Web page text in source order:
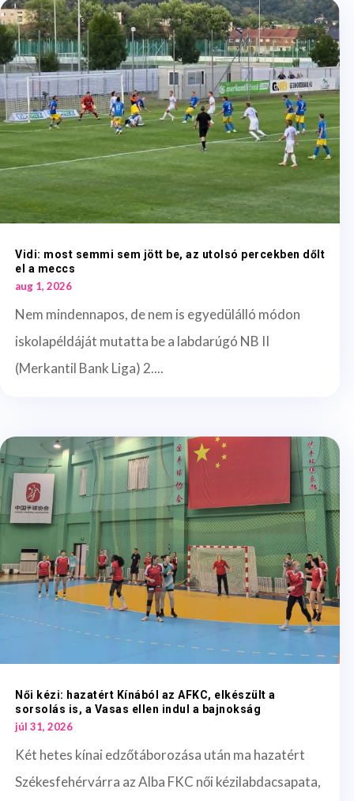
Vidi: most semmi sem jött be, az utolsó percekben dőlt
el a meccs
aug 1, 2026
Nem mindennapos, de nem is egyedülálló módon
iskolapéldáját mutatta be a labdarúgó NB II
(Merkantil Bank Liga) 2....
Női kézi: hazatért Kínából az AFKC, elkészült a
sorsolás is, a Vasas ellen indul a bajnokság
júl 31, 2026
Két hetes kínai edzőtáborozása után ma hazatért
Székesfehérvárra az Alba FKC női kézilabdacsapata,